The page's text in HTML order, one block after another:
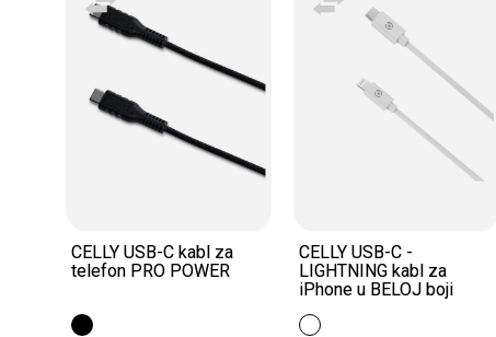
CELLY USB-C kabl za
telefon PRO POWER
CELLY USB-C -
LIGHTNING kabl za
iPhone u BELOJ boji